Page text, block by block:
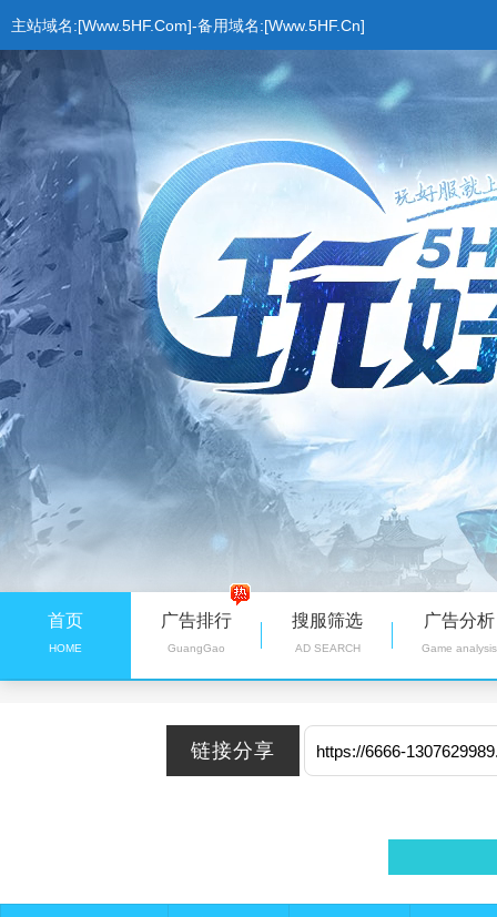
主站域名:[Www.5HF.Com]-备用域名:[Www.5HF.Cn]
首页
HOME
广告排行
GuangGao
搜服筛选
AD SEARCH
广告分析
Game analysis